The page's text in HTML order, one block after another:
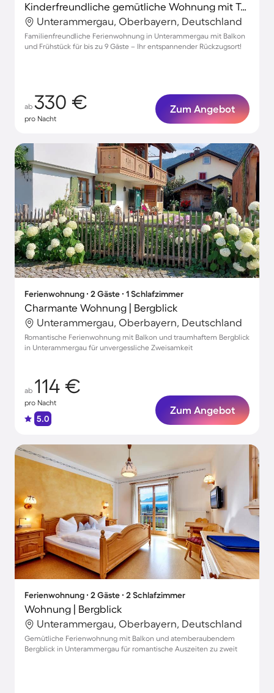
Kinderfreundliche gemütliche Wohnung mit Terrasse
Unterammergau, Oberbayern, Deutschland
Familienfreundliche Ferienwohnung in Unterammergau mit Balkon
und Frühstück für bis zu 9 Gäste – Ihr entspannender Rückzugsort!
ab 330 €
pro Nacht
Zum Angebot
Ferienwohnung ∙ 2 Gäste ∙ 1 Schlafzimmer
Charmante Wohnung | Bergblick
Unterammergau, Oberbayern, Deutschland
Romantische Ferienwohnung mit Balkon und traumhaftem Bergblick
in Unterammergau für unvergessliche Zweisamkeit
ab 114 €
pro Nacht
5.0
Zum Angebot
Ferienwohnung ∙ 2 Gäste ∙ 2 Schlafzimmer
Wohnung | Bergblick
Unterammergau, Oberbayern, Deutschland
Gemütliche Ferienwohnung mit Balkon und atemberaubendem
Bergblick in Unterammergau für romantische Auszeiten zu zweit